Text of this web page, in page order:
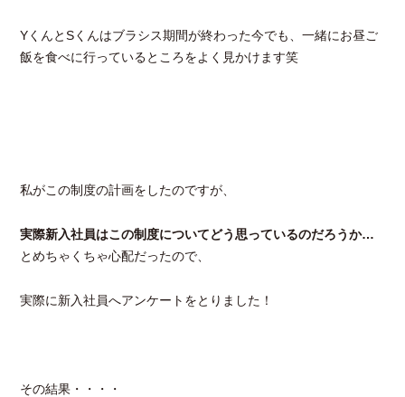
YくんとSくんはブラシス期間が終わった今でも、一緒にお昼ご
飯を食べに行っているところをよく見かけます笑
私がこの制度の計画をしたのですが、
実際新入社員はこの制度についてどう思っているのだろうか…
とめちゃくちゃ心配だったので、
実際に新入社員へアンケートをとりました！
その結果・・・・